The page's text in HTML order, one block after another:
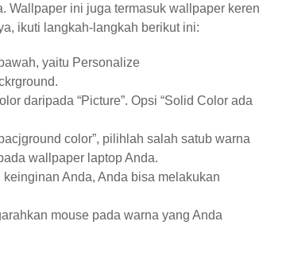
Wallpaper ini juga termasuk wallpaper keren
ikuti langkah-langkah berikut ini:
yaitu Personalize
daripada “Picture”. Opsi “Solid Color ada
color”, pilihlah salah satub warna
wallpaper laptop Anda.
Anda, Anda bisa melakukan
mouse pada warna yang Anda